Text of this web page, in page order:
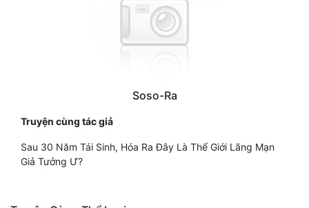
Soso-Ra
Truyện cùng tác giả
Sau 30 Năm Tái Sinh, Hóa Ra Đây Là Thế Giới Lãng Mạn
Giả Tưởng Ư?